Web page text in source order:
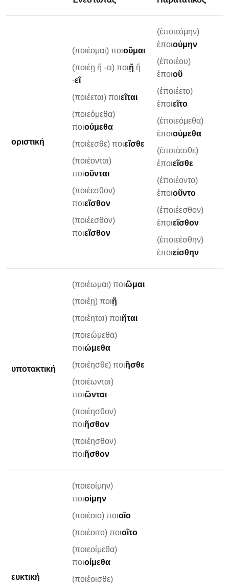
οριστική
(ποιέομαι) ποιοῦμαι
(ποιέῃ ἤ -ει) ποιῇ ἤ
-εῖ
(ποιέεται) ποιεῖται
(ποιεόμεθα)
ποιούμεθα
(ποιέεσθε) ποιεῖσθε
(ποιέονται)
ποιοῦνται
(ποιέεσθον)
ποιεῖσθον
(ποιέεσθον)
ποιεῖσθον
(ἐποιεόμην)
ἐποιούμην
(ἐποιέου)
ἐποιοῦ
(ἐποιέετο)
ἐποιεῖτο
(ἐποιεόμεθα)
ἐποιούμεθα
(ἐποιέεσθε)
ἐποιεῖσθε
(ἐποιέοντο)
ἐποιοῦντο
(ἐποιέεσθον)
ἐποιεῖσθον
(ἐποιεέσθην)
ἐποιείσθην
υποτακτική
(ποιέωμαι) ποιῶμαι
(ποιέῃ) ποιῇ
(ποιέηται) ποιῆται
(ποιεώμεθα)
ποιώμεθα
(ποιέησθε) ποιῆσθε
(ποιέωνται)
ποιῶνται
(ποιέησθον)
ποιῆσθον
(ποιέησθον)
ποιῆσθον
ευκτική
(ποιεοίμην)
ποιοίμην
(ποιέοιο) ποιοῖο
(ποιέοιτο) ποιοῖτο
(ποιεοίμεθα)
ποιοίμεθα
(ποιέοισθε)